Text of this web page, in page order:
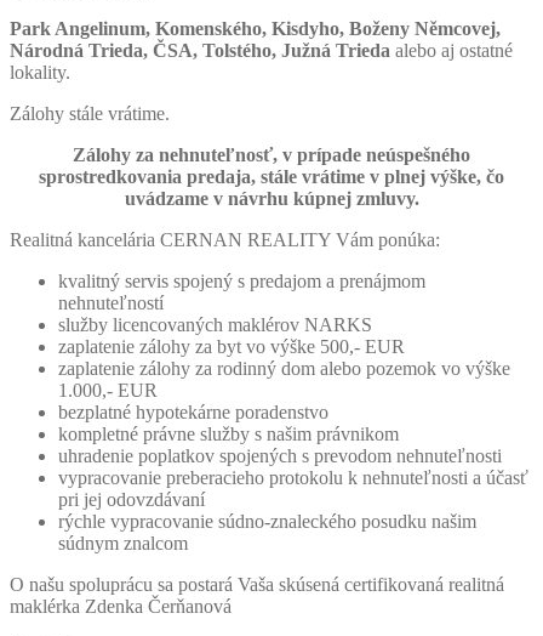
Park Angelinum, Komenského, Kisdyho, Boženy Němcovej,
Národná Trieda, ČSA, Tolstého, Južná Trieda alebo aj ostatné
lokality.
Zálohy stále vrátime.
Zálohy za nehnuteľnosť, v prípade neúspešného
sprostredkovania predaja, stále vrátime v plnej výške, čo
uvádzame v návrhu kúpnej zmluvy.
Realitná kancelária CERNAN REALITY Vám ponúka:
kvalitný servis spojený s predajom a prenájmom
nehnuteľností
služby licencovaných maklérov NARKS
zaplatenie zálohy za byt vo výške 500,- EUR
zaplatenie zálohy za rodinný dom alebo pozemok vo výške
1.000,- EUR
bezplatné hypotekárne poradenstvo
kompletné právne služby s našim právnikom
uhradenie poplatkov spojených s prevodom nehnuteľnosti
vypracovanie preberacieho protokolu k nehnuteľnosti a účasť
pri jej odovzdávaní
rýchle vypracovanie súdno-znaleckého posudku našim
súdnym znalcom
O našu spoluprácu sa postará Vaša skúsená certifikovaná realitná
maklérka Zdenka Čerňanová